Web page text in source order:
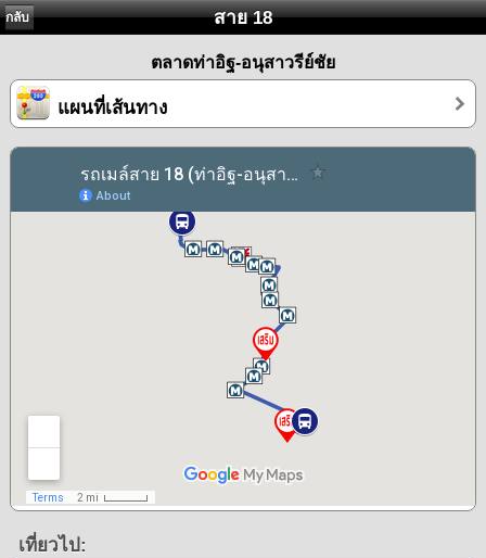
กลับ สาย 18
ตลาดท่าอิฐ-อนุสาวรีย์ชัย
แผนที่เส้นทาง
เที่ยวไป: